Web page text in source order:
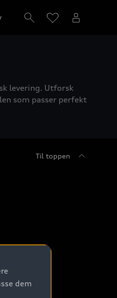
levering. Utforsk
som passer perfekt
Til toppen
dem